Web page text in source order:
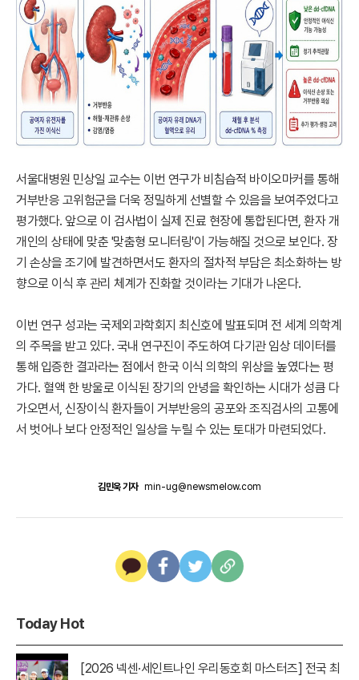
서울대병원 민상일 교수는 이번 연구가 비침습적 바이오마커를 통해
거부반응 고위험군을 더욱 정밀하게 선별할 수 있음을 보여주었다고
평가했다. 앞으로 이 검사법이 실제 진료 현장에 통합된다면, 환자 개
개인의 상태에 맞춘 '맞춤형 모니터링'이 가능해질 것으로 보인다. 장
기 손상을 조기에 발견하면서도 환자의 절차적 부담은 최소화하는 방
향으로 이식 후 관리 체계가 진화할 것이라는 기대가 나온다.
이번 연구 성과는 국제외과학회지 최신호에 발표되며 전 세계 의학계
의 주목을 받고 있다. 국내 연구진이 주도하여 다기관 임상 데이터를
통해 입증한 결과라는 점에서 한국 이식 의학의 위상을 높였다는 평
가다. 혈액 한 방울로 이식된 장기의 안녕을 확인하는 시대가 성큼 다
가오면서, 신장이식 환자들이 거부반응의 공포와 조직검사의 고통에
서 벗어나 보다 안정적인 일상을 누릴 수 있는 토대가 마련되었다.
김민욱 기자 min-ug@newsmelow.com
Today Hot
[2026 넥센·세인트나인 우리동호회 마스터즈] 전국 최